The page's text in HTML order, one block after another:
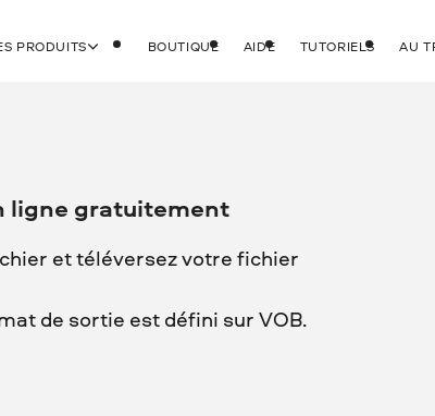
PRODUITS BOUTIQUE AIDE TUTORIELS AU
ligne gratuitement
et téléversez votre fichier
de sortie est défini sur VOB.